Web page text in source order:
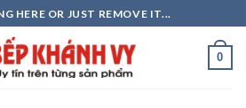
HERE OR JUST REMOVE IT...
0